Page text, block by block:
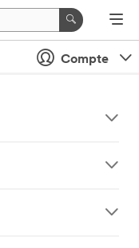
Compte